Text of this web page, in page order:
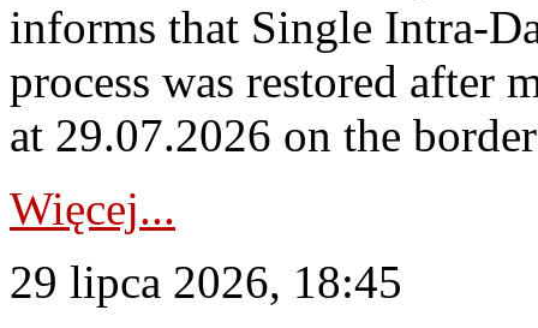
informs that Single Intra-
process was restored after
at 29.07.2026 on the
Więcej...
29 lipca 2026, 18:45